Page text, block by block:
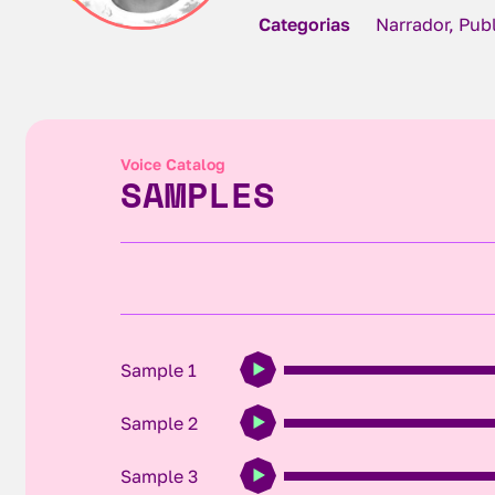
Categorias Narrador,
Voice Catalog
SAMPLES
Sample 1
Sample 2
Sample 3